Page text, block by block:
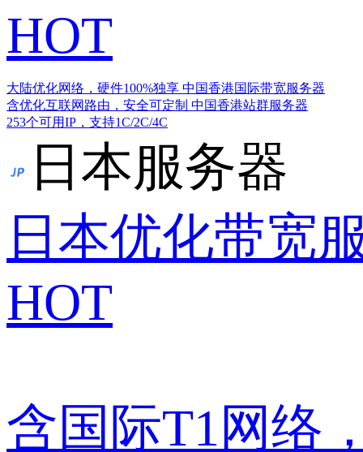
HOT
大陆优化网络，硬件100%独享 中国香港国际带宽服务器
含优化互联网路由，安全可定制 中国香港站群服务器
253个可用IP，支持1C/2C/4C
日本服务器
日本优化带宽
HOT
含国际T1网络